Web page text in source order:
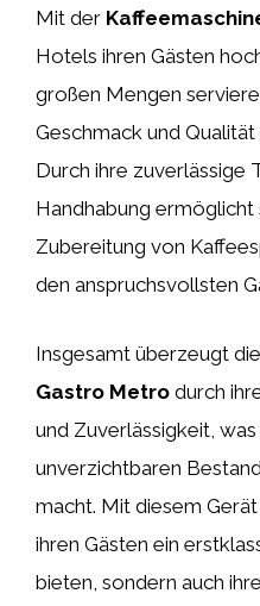
Mit der
Hotels ihren Gästen
großen Mengen
Geschmack und
Durch ihre zuverlässige
Handhabung ermöglicht
Zubereitung von
den anspruchsvollsten
Insgesamt überzeugt die
Gastro Metro durch
und Zuverlässigkeit,
unverzichtbaren
macht. Mit diesem
ihren Gästen ein
bieten, sondern auch